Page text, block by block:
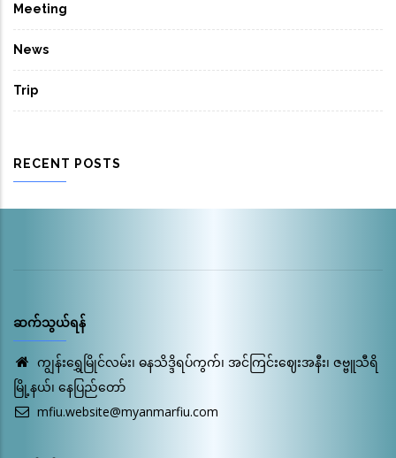
Meeting
News
Trip
RECENT POSTS
ဆက်သွယ်ရန်
ကျွန်းရွှေမြိုင်လမ်း၊ ဓနသိဒ္ဒိရပ်ကွက်၊ အင်ကြင်းဈေးအနီး၊ ဇဗ္ဗူသီရိ
မြို့နယ်၊ နေပြည်တော်
mfiu.website@myanmarfiu.com